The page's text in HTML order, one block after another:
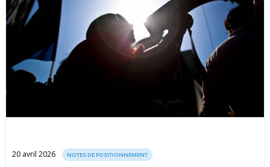
20 avril 2026 NOTES DE POSITIONNEMENT